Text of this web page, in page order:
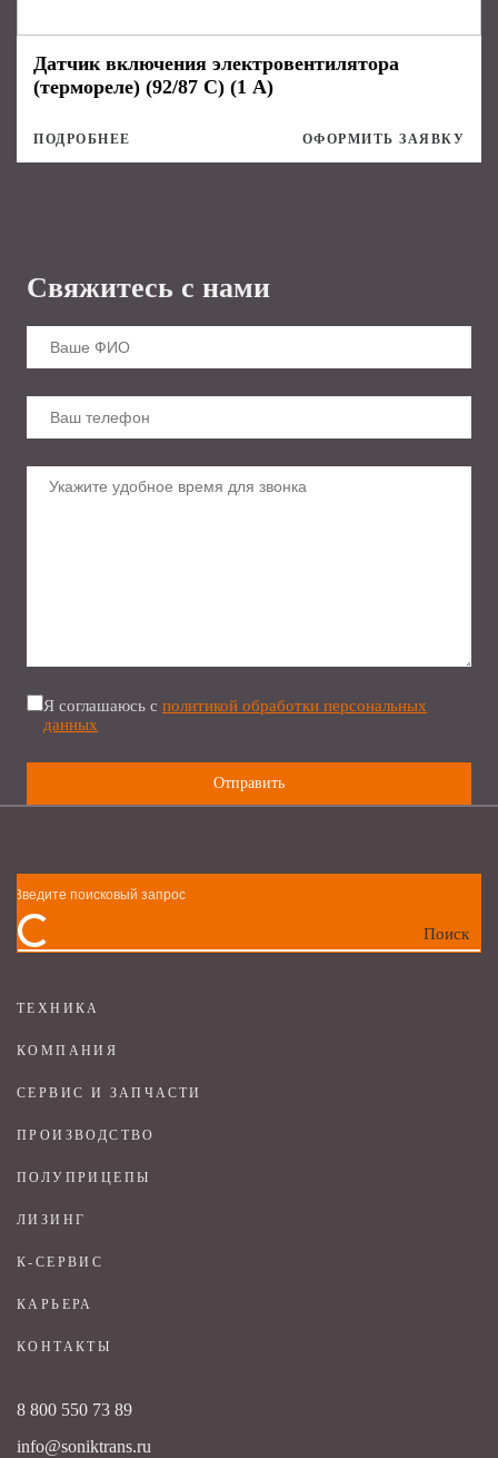
Датчик включения электровентилятора
(термореле) (92/87 С) (1 А)
ПОДРОБНЕЕ ОФОРМИТЬ ЗАЯВКУ
Свяжитесь с нами
Я соглашаюсь с политикой обработки персональных
данных
8 800 550 73 89
info@soniktrans.ru
ТЕХНИКА
КОМПАНИЯ
СЕРВИС И ЗАПЧАСТИ
ПРОИЗВОДСТВО
ПОЛУПРИЦЕПЫ
ЛИЗИНГ
К-СЕРВИС
КАРЬЕРА
КОНТАКТЫ
Поиск